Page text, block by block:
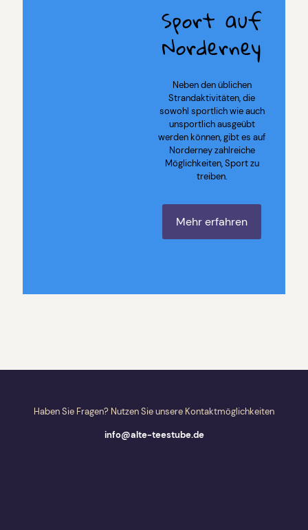
Sport auf
Norderney
Neben den üblichen
Strandaktivitäten, die
sowohl sportlich wie auch
unsportlich ausgeübt
werden können, gibt es auf
Norderney zahlreiche
Möglichkeiten, Sport zu
treiben.
Mehr erfahren
Haben Sie Fragen? Nutzen Sie unsere Kontaktmöglichkeiten
info@alte-teestube.de